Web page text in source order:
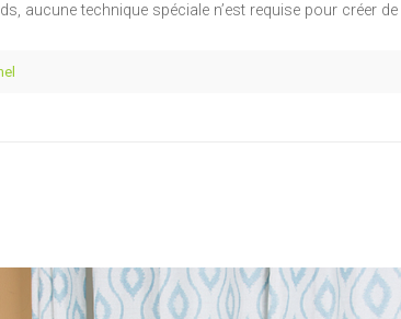
aucune technique spéciale n’est requise pour créer